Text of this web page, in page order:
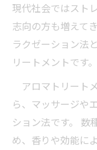
現代社会ではスト
志向の方も増えて
ラクゼーション法
リートメントです。
アロマトリート
ら、マッサージや
ション法です。 数
め、香りや効能に